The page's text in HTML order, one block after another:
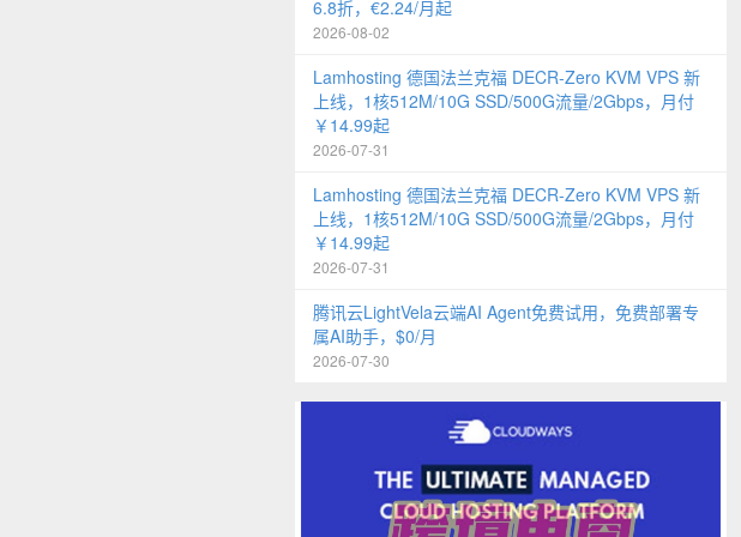
6.8折，€2.24/月起
2026-08-02
Lamhosting 德国法兰克福 DECR-Zero KVM VPS 新
上线，1核512M/10G SSD/500G流量/2Gbps，月付
￥14.99起
2026-07-31
Lamhosting 德国法兰克福 DECR-Zero KVM VPS 新
上线，1核512M/10G SSD/500G流量/2Gbps，月付
￥14.99起
2026-07-31
腾讯云LightVela云端AI Agent免费试用，免费部署专
属AI助手，$0/月
2026-07-30